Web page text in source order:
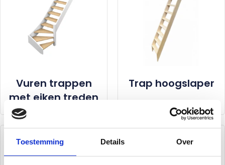
Toestemming Details Over
Vuren trappen
met eiken treden
Trap hoogslaper